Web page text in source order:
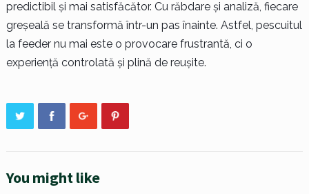
predictibil și mai satisfăcător. Cu răbdare și analiză, fiecare
greșeală se transformă într-un pas înainte. Astfel, pescuitul
la feeder nu mai este o provocare frustrantă, ci o
experiență controlată și plină de reușite.
You might like